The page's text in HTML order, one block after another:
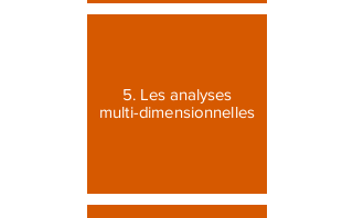
5. Les analyses
multi-dimensionnelles